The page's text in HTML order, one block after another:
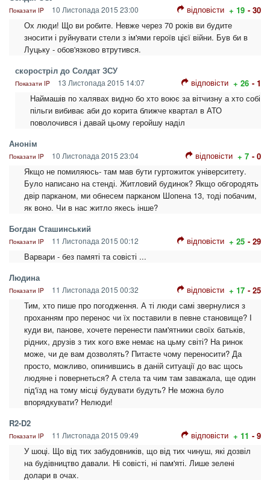
Показати IP 10 Листопада 2015 23:00 відповісти + 19 - 30
Ох люди! Що ви робите. Невже через 70 років ви будите
зносити і руйнувати стели з ім'ями героїв цієї війни. Був би в
Луцьку - обов'язково втрутився.
скоростріл до Солдат ЗСУ
Показати IP 13 Листопада 2015 14:07 відповісти + 26 - 1
Наймашів по халявах видно бо хто воює за вітчизну а хто собі
пільги вибиває аби до корита ближче квартал в АТО
поволочився і давай цьому геройшу наділ
Анонім
Показати IP 10 Листопада 2015 23:04 відповісти + 7 - 0
Якщо не помиляюсь- там мав бути гуртожиток університету.
Було написано на стенді. Житловий будинок? Якщо обгородять
двір парканом, ми обнесем парканом Шопена 13, тоді побачим,
як воно. Чи в нас житло якесь інше?
Богдан Сташинський
Показати IP 11 Листопада 2015 00:12 відповісти + 25 - 29
Варвари - без памяті та совісті ...
Людина
Показати IP 11 Листопада 2015 00:32 відповісти + 17 - 25
Тим, хто пише про погодження. А ті люди самі звернулися з
проханням про перенос чи їх поставили в певне становище? І
куди ви, панове, хочете перенести пам'ятники своїх батьків,
рідних, друзів з тих кого вже немає на цьму світі? На ринок
може, чи де вам дозволять? Питаєте чому переносити? Да
просто, можливо, опинившись в даній ситуації до вас щось
людяне і повернеться? А стела та чим там заважала, ще один
під'їзд на тому місці будувати будуть? Не можна було
впорядкувати? Нелюди!
R2-D2
Показати IP 11 Листопада 2015 09:49 відповісти + 11 - 9
У шоці. Що від тих забудовників, що від тих чинуш, які дозвіл
на будівництво давали. Ні совісті, ні пам'яті. Лише зелені
долари в очах.